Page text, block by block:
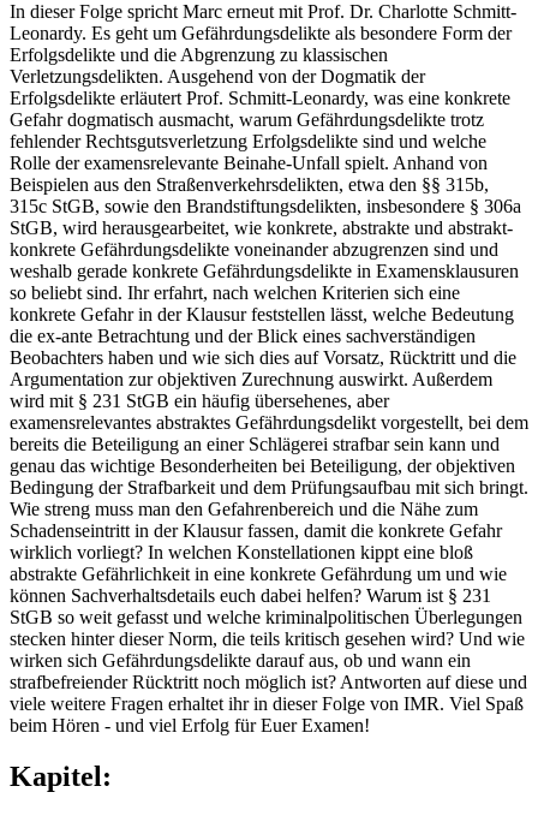
In dieser Folge spricht Marc erneut mit Prof. Dr. Charlotte Schmitt-
Leonardy. Es geht um Gefährdungsdelikte als besondere Form der
Erfolgsdelikte und die Abgrenzung zu klassischen
Verletzungsdelikten. Ausgehend von der Dogmatik der
Erfolgsdelikte erläutert Prof. Schmitt-Leonardy, was eine konkrete
Gefahr dogmatisch ausmacht, warum Gefährdungsdelikte trotz
fehlender Rechtsgutsverletzung Erfolgsdelikte sind und welche
Rolle der examensrelevante Beinahe-Unfall spielt. Anhand von
Beispielen aus den Straßenverkehrsdelikten, etwa den §§ 315b,
315c StGB, sowie den Brandstiftungsdelikten, insbesondere § 306a
StGB, wird herausgearbeitet, wie konkrete, abstrakte und abstrakt-
konkrete Gefährdungsdelikte voneinander abzugrenzen sind und
weshalb gerade konkrete Gefährdungsdelikte in Examensklausuren
so beliebt sind. Ihr erfahrt, nach welchen Kriterien sich eine
konkrete Gefahr in der Klausur feststellen lässt, welche Bedeutung
die ex-ante Betrachtung und der Blick eines sachverständigen
Beobachters haben und wie sich dies auf Vorsatz, Rücktritt und die
Argumentation zur objektiven Zurechnung auswirkt. Außerdem
wird mit § 231 StGB ein häufig übersehenes, aber
examensrelevantes abstraktes Gefährdungsdelikt vorgestellt, bei dem
bereits die Beteiligung an einer Schlägerei strafbar sein kann und
genau das wichtige Besonderheiten bei Beteiligung, der objektiven
Bedingung der Strafbarkeit und dem Prüfungsaufbau mit sich bringt.
Wie streng muss man den Gefahrenbereich und die Nähe zum
Schadenseintritt in der Klausur fassen, damit die konkrete Gefahr
wirklich vorliegt? In welchen Konstellationen kippt eine bloß
abstrakte Gefährlichkeit in eine konkrete Gefährdung um und wie
können Sachverhaltsdetails euch dabei helfen? Warum ist § 231
StGB so weit gefasst und welche kriminalpolitischen Überlegungen
stecken hinter dieser Norm, die teils kritisch gesehen wird? Und wie
wirken sich Gefährdungsdelikte darauf aus, ob und wann ein
strafbefreiender Rücktritt noch möglich ist? Antworten auf diese und
viele weitere Fragen erhaltet ihr in dieser Folge von IMR. Viel Spaß
beim Hören - und viel Erfolg für Euer Examen!
Kapitel: